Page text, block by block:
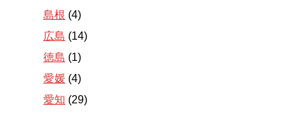
島根 (4)
広島 (14)
徳島 (1)
愛媛 (4)
愛知 (29)